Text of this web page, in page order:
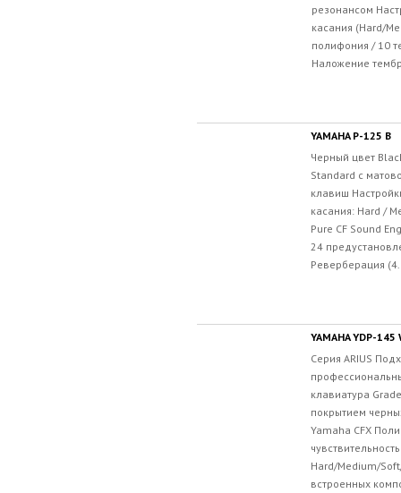
резонансом
касания (Hard/
полифония / 10
Наложение
YAMAHA P-125 B
Черный цвет
Standard с
клавиш
касания: Hard /
Pure CF Sound
24
Реверберация
YAMAHA YDP-145
Серия ARIUS
клавиатура
покрытием
Yamaha CFX
Hard/Medium/
встроенных